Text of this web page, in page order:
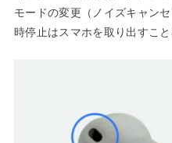
モードの変更（ノイズキャン
時停止はスマホを取り出すこと